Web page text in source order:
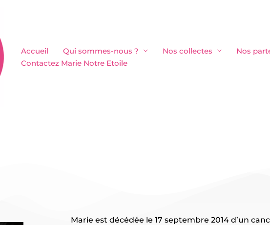
Accueil Qui sommes-nous ? Nos collectes Nos
Contactez Marie Notre Etoile
Marie est décédée le 17 septembre 2014 d’un